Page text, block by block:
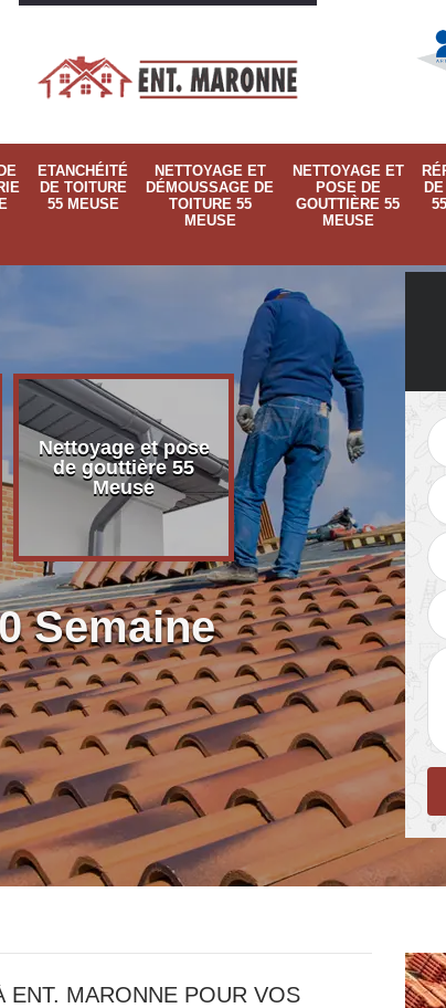
ETANCHÉITÉ
DE TOITURE
55 MEUSE
NETTOYAGE ET
DÉMOUSSAGE DE
TOITURE 55
MEUSE
NETTOYAGE ET
POSE DE
GOUTTIÈRE 55
MEUSE
Nettoyage et pose
de gouttière 55
Meuse
Pose de velux 55
Meuse
Semaine
ENT. MARONNE POUR VOS